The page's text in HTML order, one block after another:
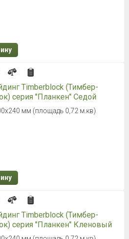
Timberblock (Тимбер-
серия "Планкен" Седой
мм (площадь 0,72 м.кв)
Timberblock (Тимбер-
серия "Планкен" Кленовый